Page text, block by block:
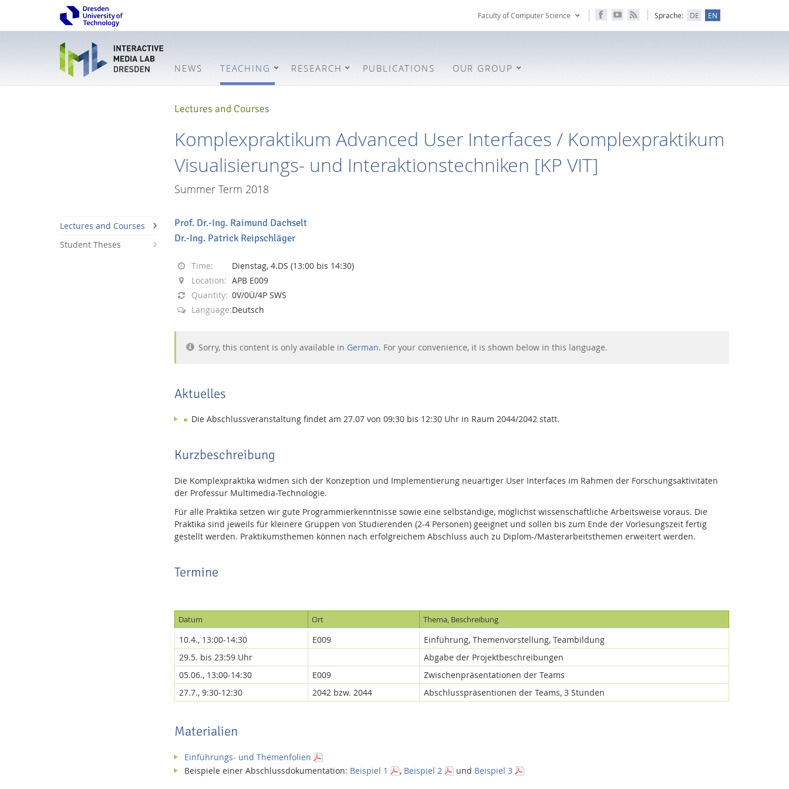
Faculty of Computer Science Sprache: DE EN
NEWS TEACHING RESEARCH PUBLICATIONS OUR GROUP
Interactive
Lectures and Courses
Komplexpraktikum Advanced User Interfaces / Komplexpraktikum
Visualisierungs- und Interaktionstechniken [KP VIT]
Summer Term 2018
Lectures and Courses
Student Theses
Prof. Dr.-Ing. Raimund Dachselt
Dr.-Ing. Patrick Reipschläger
Time:
Dienstag, 4.DS (13:00 bis 14:30)
Location: APB E009
Quantity: 0V/0Ü/4P SWS
Language:Deutsch
Sorry, this content is only available in German. For your convenience, it is shown below in this language.
Aktuelles
Die Abschlussveranstaltung findet am 27.07 von 09:30 bis 12:30 Uhr in Raum 2044/2042 statt.
Kurzbeschreibung
Die Komplexpraktika widmen sich der Konzeption und Implementierung neuartiger User Interfaces im Rahmen der Forschungsaktivitäten
der Professur Multimedia-Technologie.
Für alle Praktika setzen wir gute Programmierkenntnisse sowie eine selbständige, möglichst wissenschaftliche Arbeitsweise voraus. Die
Praktika sind jeweils für kleinere Gruppen von Studierenden (2-4 Personen) geeignet und sollen bis zum Ende der Vorlesungszeit fertig
gestellt werden. Praktikumsthemen können nach erfolgreichem Abschluss auch zu Diplom-/Masterarbeitsthemen erweitert werden.
Termine
Datum Ort Thema, Beschreibung
10.4., 13:00-14:30 E009
Einführung, Themenvorstellung, Teambildung
29.5. bis 23:59 Uhr
Abgabe der Projektbeschreibungen
05.06., 13:00-14:30
E009
Zwischenpräsentationen der Teams
27.7., 9:30-12:30
2042 bzw. 2044 Abschlusspräsentionen der Teams, 3 Stunden
Materialien
Einführungs- und Themenfolien
Beispiele einer Abschlussdokumentation: Beispiel 1 , Beispiel 2 und Beispiel 3